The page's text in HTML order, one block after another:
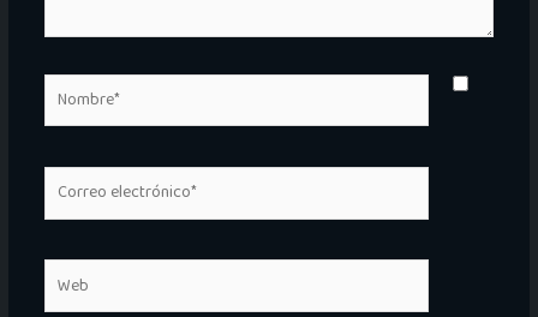
Nombre*
electrónico*